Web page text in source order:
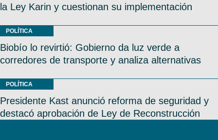
la Ley Karin y cuestionan su implementación
POLÍTICA
Biobío lo revirtió: Gobierno da luz verde a
corredores de transporte y analiza alternativas
POLÍTICA
Presidente Kast anunció reforma de seguridad y
destacó aprobación de Ley de Reconstrucción